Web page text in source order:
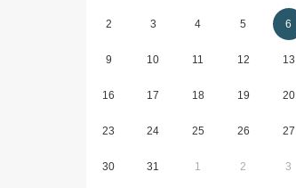
2 3 4 5 6
9 10 11 12 13
16 17 18 19 20
23 24 25 26 27
30 31 1 2 3